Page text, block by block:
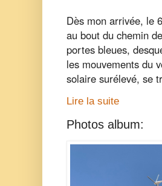
Dès mon arrivée, le
au bout du chemin
portes bleues,
les mouvements du
solaire surélevé, se
Lire la suite
Photos album: